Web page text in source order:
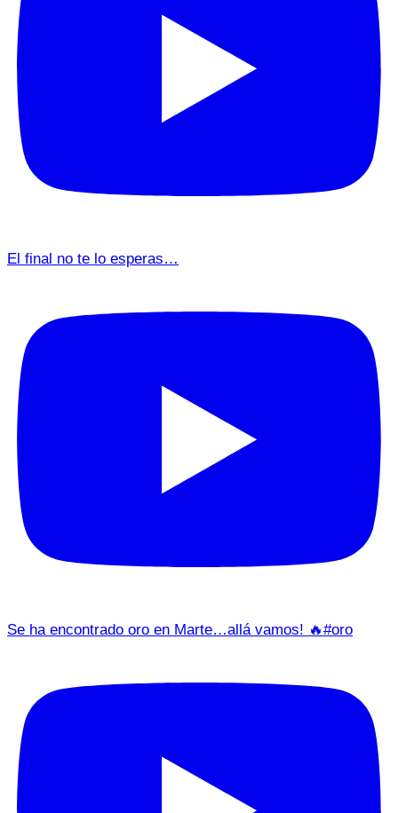
El final no te lo esperas…
Se ha encontrado oro en Marte…allá vamos! 🔥#oro